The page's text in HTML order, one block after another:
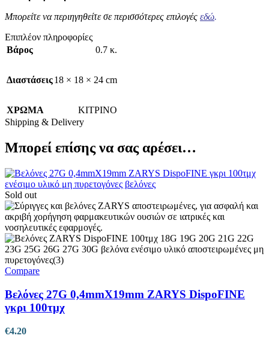
Μπορείτε να περιηγηθείτε σε περισσότερες επιλογές εδώ.
Επιπλέον πληροφορίες
Βάρος
0.7 κ.
Διαστάσεις18 × 18 × 24 cm
ΧΡΩΜΑ
ΚΙΤΡΙΝΟ
Shipping & Delivery
Μπορεί επίσης να σας αρέσει…
Sold out
Compare
Βελόνες 27G 0,4mmX19mm ZARYS DispoFINE
γκρι 100τμχ
€4.20